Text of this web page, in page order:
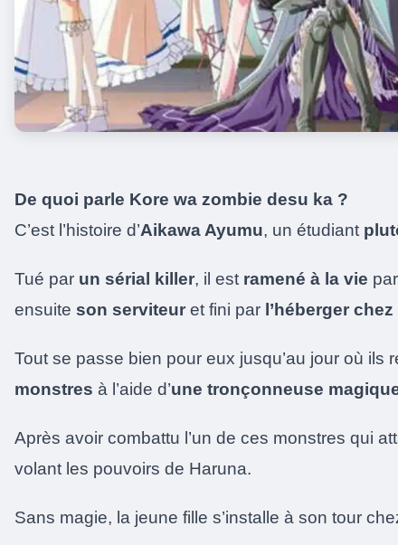
De quoi parle Kore wa zombie desu ka ?
C’est l’histoire d’Aikawa Ayumu, un étudiant
Tué par un sérial killer, il est ramené à la vie par
ensuite son serviteur et fini par l’héberger
Tout se passe bien pour eux jusqu’au jour où ils
monstres à l’aide d’une tronçonneuse
Après avoir combattu l’un de ces monstres qui
volant les pouvoirs de Haruna.
Sans magie, la jeune fille s’installe à son tour